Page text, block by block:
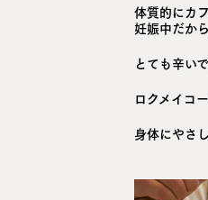
体質的にカ
妊娠中だか
とても辛い
ロクメイコ
身体にやさ